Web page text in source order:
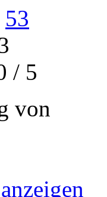
53
/ 5
von